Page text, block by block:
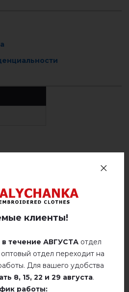
отзыв о Згарда (белая с
клиенты!
в течение АВГУСТАотдел
отдел переходит на
Для вашего удобства
8, 15, 22 и 29 августа.
работы: